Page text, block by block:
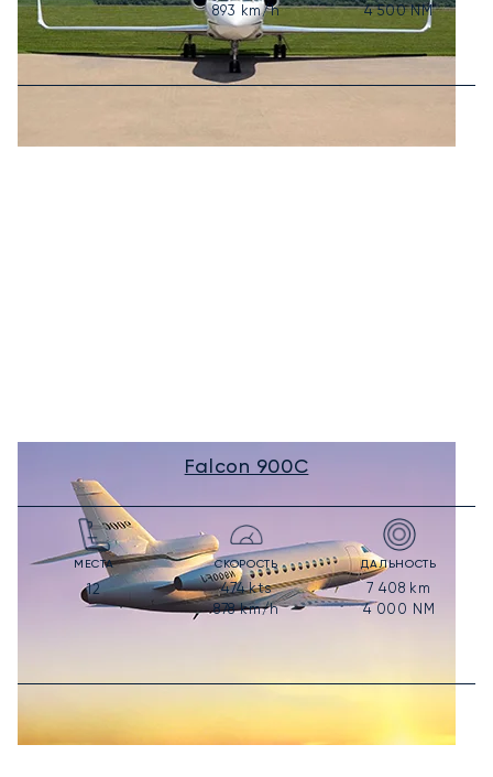
893 km/h
4 500NM
Falcon 900C
МЕСТА
12
СКОРОСТЬ
474kts
878km/h
ДАЛЬНОСТЬ
7 408 km
4 000 NM